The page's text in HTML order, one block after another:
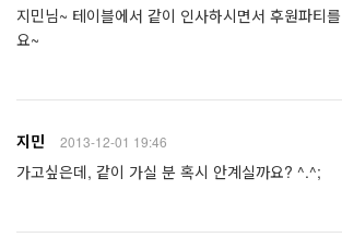
지민님~ 테이블에서 같이 인사하시면서 후원파티
요~
지민 2013-12-01 19:46
가고싶은데, 같이 가실 분 혹시 안계실까요? ^.^;